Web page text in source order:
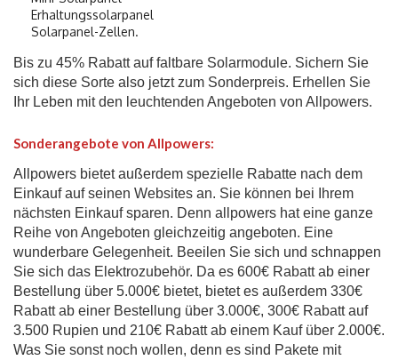
Erhaltungssolarpanel
Solarpanel-Zellen.
Bis zu 45% Rabatt auf faltbare Solarmodule. Sichern Sie
sich diese Sorte also jetzt zum Sonderpreis. Erhellen Sie
Ihr Leben mit den leuchtenden Angeboten von Allpowers.
Sonderangebote von Allpowers:
Allpowers bietet außerdem spezielle Rabatte nach dem
Einkauf auf seinen Websites an. Sie können bei Ihrem
nächsten Einkauf sparen. Denn allpowers hat eine ganze
Reihe von Angeboten gleichzeitig angeboten. Eine
wunderbare Gelegenheit. Beeilen Sie sich und schnappen
Sie sich das Elektrozubehör. Da es 600€ Rabatt ab einer
Bestellung über 5.000€ bietet, bietet es außerdem 330€
Rabatt ab einer Bestellung über 3.000€, 300€ Rabatt auf
3.500 Rupien und 210€ Rabatt ab einem Kauf über 2.000€.
Was Sie sonst noch wollen, denn es sind Pakete mit